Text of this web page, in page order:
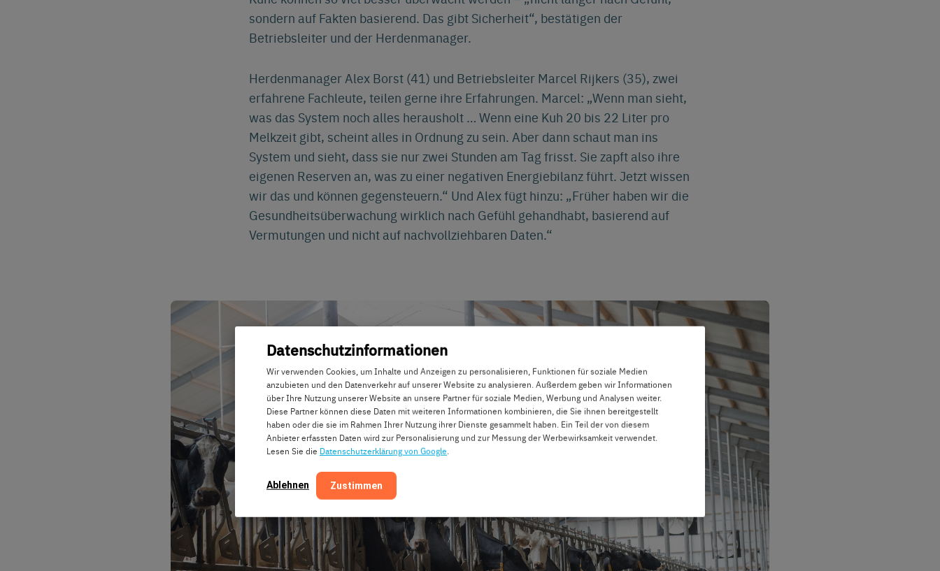
Datenschutzinformationen
Wir verwenden Cookies, um Inhalte und Anzeigen zu personalisieren, Funktionen für soziale Medien
anzubieten und den Datenverkehr auf unserer Website zu analysieren. Außerdem geben wir Informationen
über Ihre Nutzung unserer Website an unsere Partner für soziale Medien, Werbung und Analysen weiter.
Diese Partner können diese Daten mit weiteren Informationen kombinieren, die Sie ihnen bereitgestellt
haben oder die sie im Rahmen Ihrer Nutzung ihrer Dienste gesammelt haben. Ein Teil der von diesem
Anbieter erfassten Daten wird zur Personalisierung und zur Messung der Werbewirksamkeit verwendet.
Lesen Sie die Datenschutzerklärung von Google.
Ablehnen Zustimmen
sondern auf Fakten basierend. Das gibt Sicherheit“, bestätigen der
Betriebsleiter und der Herdenmanager.
Herdenmanager Alex Borst (41) und Betriebsleiter Marcel Rijkers (35), zwei
erfahrene Fachleute, teilen gerne ihre Erfahrungen. Marcel: „Wenn man sieht,
was das System noch alles herausholt … Wenn eine Kuh 20 bis 22 Liter pro
Melkzeit gibt, scheint alles in Ordnung zu sein. Aber dann schaut man ins
System und sieht, dass sie nur zwei Stunden am Tag frisst. Sie zapft also ihre
eigenen Reserven an, was zu einer negativen Energiebilanz führt. Jetzt wissen
wir das und können gegensteuern.“ Und Alex fügt hinzu: „Früher haben wir die
Gesundheitsüberwachung wirklich nach Gefühl gehandhabt, basierend auf
Vermutungen und nicht auf nachvollziehbaren Daten.“